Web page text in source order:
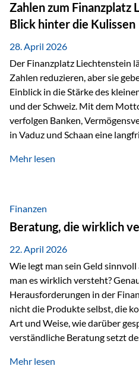
Herausforderungen, da
langfristig durch
durch die Fähigkeit von
Zahlen zum Finanzplatz
Blick hinter die Kulissen
28. April 2026
Der Finanzplatz Liechtenstein
Zahlen reduzieren, aber sie
Einblick in die Stärke des
und der Schweiz. Mit dem Motto „Denken in Generationen“
verfolgen Banken,
in Vaduz und Schaan eine
Marktzugang Liechtenstein hat
verfügbaren Kennzahlen
2025/2026)…
Mehr lesen
Finanzen
Beratung, die wirklich
22. April 2026
Wie legt man sein Geld sinnvoll
man es wirklich versteht?
Herausforderungen in der
nicht die Produkte selbst, die
Art und Weise, wie darüber
verständliche Beratung setzt
fünf zentrale Faktoren: eine
Mehr lesen